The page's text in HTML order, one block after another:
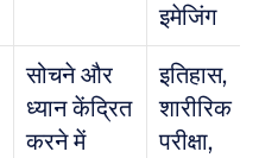
इमेजिंग
सोचने और
ध्यान केंद्रित
करने में
इतिहास,
शारीरिक
परीक्षा,